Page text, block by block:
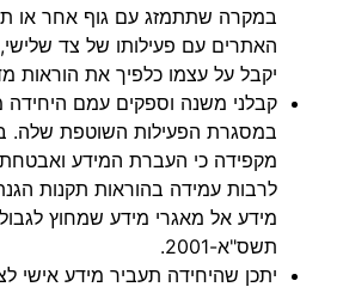
במקרה שתתמזג עם גוף אחר או
האתרים עם פעילותו של צד
יקבל על עצמו כלפיך את הוראות
קבלני משנה וספקים עמם
במסגרת הפעילות השוטפת שלה.
מקפידה כי העברת המידע
לרבות עמידה בהוראות תקנות
מידע אל מאגרי מידע שמחוץ
תשס"א-2001.
יתכן שהיחידה תעביר מידע אישי